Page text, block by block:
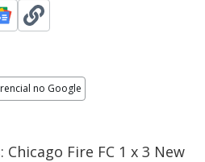
no Google
Fire FC 1 x 3 New